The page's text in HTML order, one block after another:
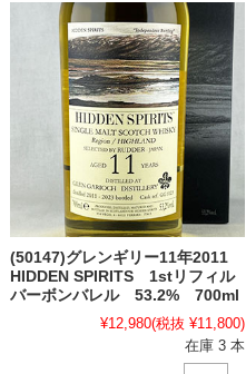
(50147)グレンギリー11年2011
HIDDEN SPIRITS 1stリフィル
バーボンバレル 53.2% 700ml
¥12,980(税抜 ¥11,800)
在庫 3 本